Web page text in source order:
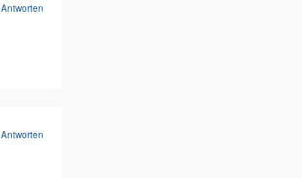
Antworten
Antworten